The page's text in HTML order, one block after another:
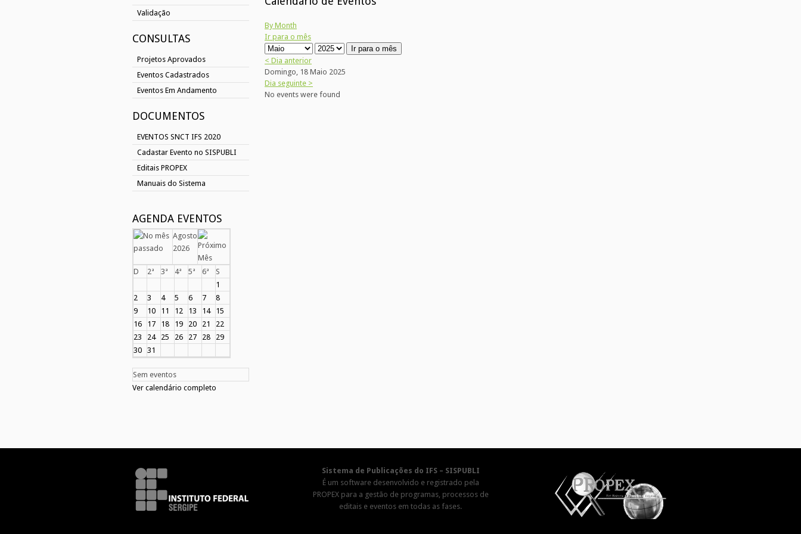
Validação
CONSULTAS
Projetos Aprovados
Eventos Cadastrados
Eventos Em Andamento
DOCUMENTOS
EVENTOS SNCT IFS 2020
Cadastar Evento no SISPUBLI
Editais PROPEX
Manuais do Sistema
AGENDA EVENTOS
Agosto
2026
D 2ª 3ª 4ª 5ª 6ª
S
1
2
3 4 5 6 7
8
9
10 11 12 13 14
15
16
17 18 19 20 21
22
23
24 25 26 27 28
29
30 31
Sem eventos
Ver calendário completo
By Month
Ir para o mês
Ir para o mês
< Dia anterior
Domingo, 18 Maio 2025
Dia seguinte >
No events were found
Sistema de Publicações do IFS – SISPUBLI
É um software desenvolvido e registrado pela
PROPEX para a gestão de programas, processos de
editais e eventos em todas as fases.